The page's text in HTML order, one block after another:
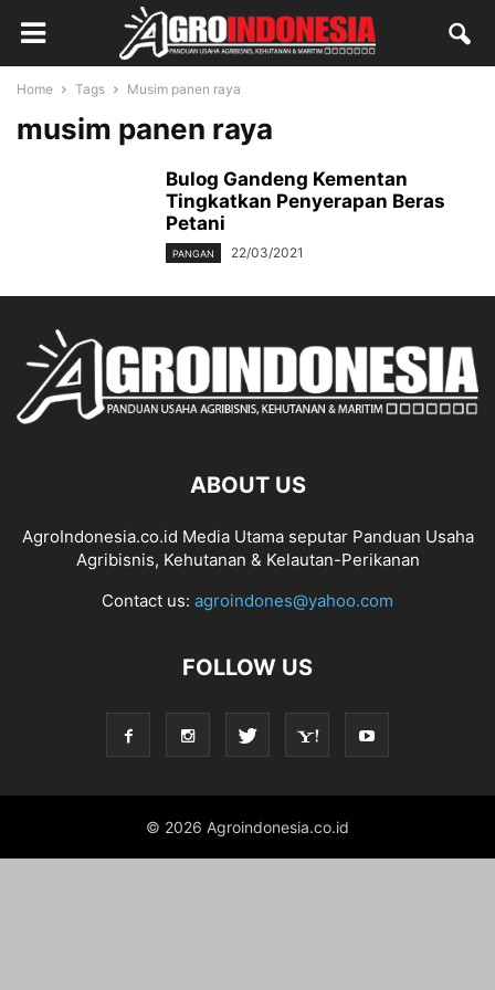
Home Tags Musim panen raya
musim panen raya
Bulog Gandeng Kementan
Tingkatkan Penyerapan Beras
Petani
PANGAN 22/03/2021
ABOUT US
AgroIndonesia.co.id Media Utama seputar Panduan Usaha
Agribisnis, Kehutanan & Kelautan-Perikanan
Contact us: agroindones@yahoo.com
FOLLOW US
© 2026 Agroindonesia.co.id